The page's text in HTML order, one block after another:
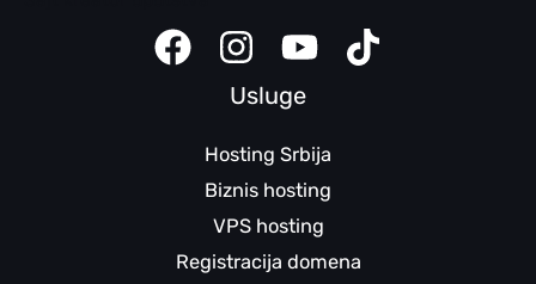
Usluge
Hosting Srbija
Biznis hosting
VPS hosting
Registracija domena